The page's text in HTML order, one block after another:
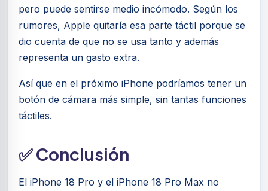
pero puede sentirse medio incómodo. Según los
rumores, Apple quitaría esa parte táctil porque se
dio cuenta de que no se usa tanto y además
representa un gasto extra.
Así que en el próximo iPhone podríamos tener un
botón de cámara más simple, sin tantas funciones
táctiles.
✅ Conclusión
El iPhone 18 Pro y el iPhone 18 Pro Max no